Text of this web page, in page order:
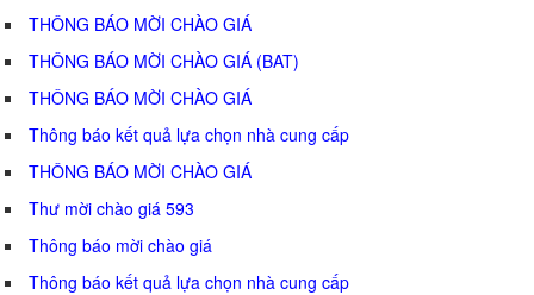
THÔNG BÁO MỜI CHÀO GIÁ
THÔNG BÁO MỜI CHÀO GIÁ (BAT)
THÔNG BÁO MỜI CHÀO GIÁ
Thông báo kết quả lựa chọn nhà cung cấp
THÔNG BÁO MỜI CHÀO GIÁ
Thư mời chào giá 593
Thông báo mời chào giá
Thông báo kết quả lựa chọn nhà cung cấp